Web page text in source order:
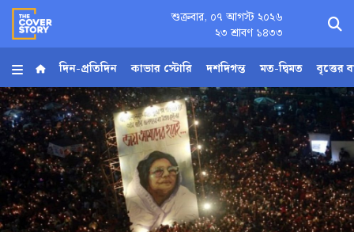
শুক্রবার, ০৭ আগস্ট ২০২৬
২৩ শ্রাবণ ১৪৩৩
হোম
আর্কাইভ
কনভার্টার
দিন-প্রতিদিন কাভার স্টোরি দশদিগন্ত মত-দ্বিমত বৃত্তের